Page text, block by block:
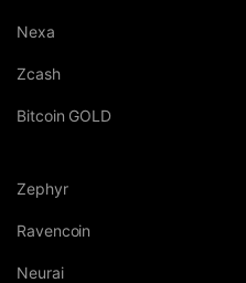
Nexa
Zcash
Bitcoin GOLD
Zephyr
Ravencoin
Neurai